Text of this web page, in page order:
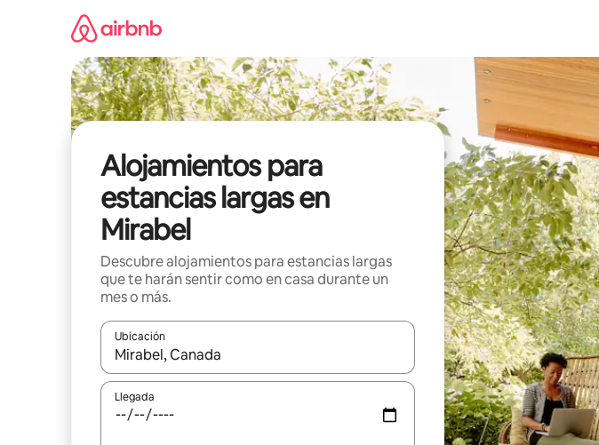
Alojamientos para
estancias largas en
Mirabel
Descubre alojamientos para estancias largas
que te harán sentir como en casa durante un
mes o más.
Ubicación
Cuando los resultados estén disponibles, podrás navegar usando las teclas de las
Llegada